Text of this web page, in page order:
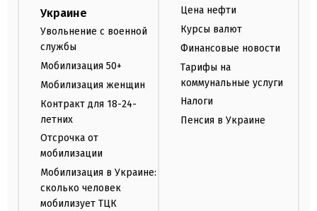
Украине
Увольнение с военной
службы
Мобилизация 50+
Мобилизация женщин
Контракт для 18-24-
летних
Отсрочка от
мобилизации
Мобилизация в Украине:
сколько человек
мобилизует ТЦК
Цена нефти
Курсы валют
Финансовые новости
Тарифы на
коммунальные услуги
Налоги
Пенсия в Украине